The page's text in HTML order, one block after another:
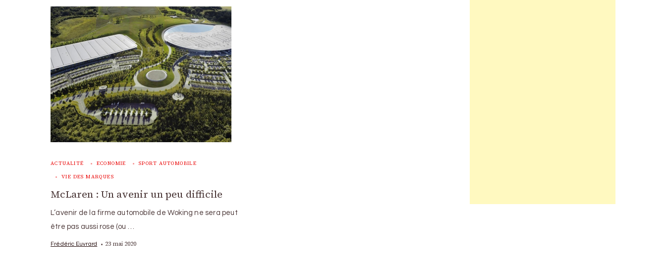
ACTUALITÉ ECONOMIE SPORT AUTOMOBILE
VIE DES MARQUES
McLaren : Un avenir un peu difficile
L’avenir de la firme automobile de Woking ne sera peut
être pas aussi rose (ou …
Frédéric Euvrard 23 mai 2020